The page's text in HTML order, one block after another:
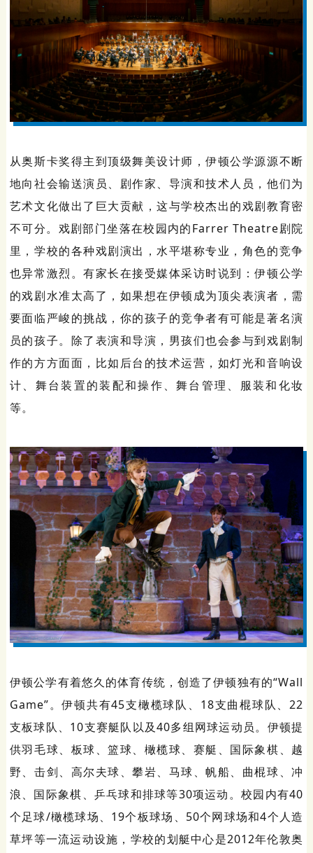
从奥斯卡奖得主到顶级舞美设计师，伊顿公学源源不断
地向社会输送演员、剧作家、导演和技术人员，他们为
艺术文化做出了巨大贡献，这与学校杰出的戏剧教育密
不可分。戏剧部门坐落在校园内的Farrer Theatre剧院
里，学校的各种戏剧演出，水平堪称专业，角色的竞争
也异常激烈。有家长在接受媒体采访时说到：伊顿公学
的戏剧水准太高了，如果想在伊顿成为顶尖表演者，需
要面临严峻的挑战，你的孩子的竞争者有可能是著名演
员的孩子。除了表演和导演，男孩们也会参与到戏剧制
作的方方面面，比如后台的技术运营，如灯光和音响设
计、舞台装置的装配和操作、舞台管理、服装和化妆
等。
伊顿公学有着悠久的体育传统，创造了伊顿独有的“Wall
Game”。伊顿共有45支橄榄球队、18支曲棍球队、22
支板球队、10支赛艇队以及40多组网球运动员。伊顿提
供羽毛球、板球、篮球、橄榄球、赛艇、国际象棋、越
野、击剑、高尔夫球、攀岩、马球、帆船、曲棍球、冲
浪、国际象棋、乒乓球和排球等30项运动。校园内有40
个足球/橄榄球场、19个板球场、50个网球场和4个人造
草坪等一流运动设施，学校的划艇中心是2012年伦敦奥